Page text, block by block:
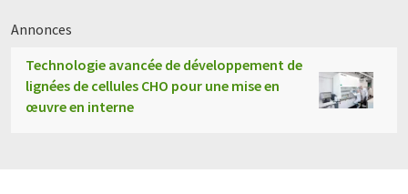
Annonces
Technologie avancée de développement de
lignées de cellules CHO pour une mise en
œuvre en interne